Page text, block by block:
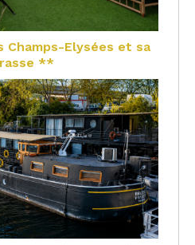
Champs-Elysées et sa
**